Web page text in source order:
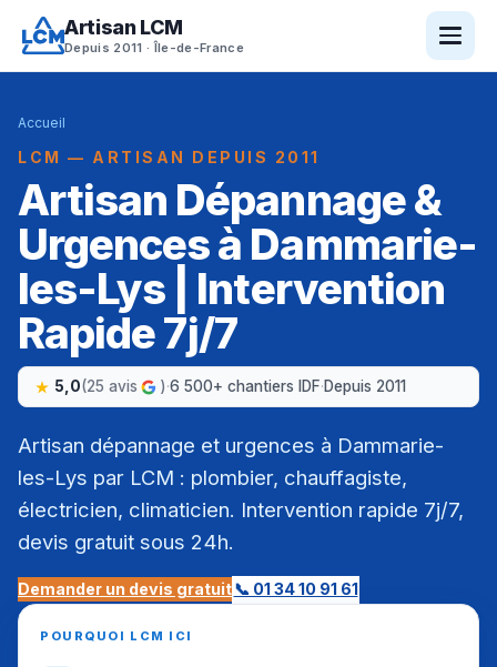
Artisan LCM
Depuis 2011 · Île-de-France
Accueil
LCM — ARTISAN DEPUIS 2011
Artisan Dépannage &
Urgences à Dammarie-
les-Lys | Intervention
Rapide 7j/7
5,0(25 avis )·6 500+ chantiers IDF·Depuis 2011
Artisan dépannage et urgences à Dammarie-
les-Lys par LCM : plombier, chauffagiste,
électricien, climaticien. Intervention rapide 7j/7,
devis gratuit sous 24h.
Demander un devis gratuit📞 01 34 10 91 61
POURQUOI LCM ICI